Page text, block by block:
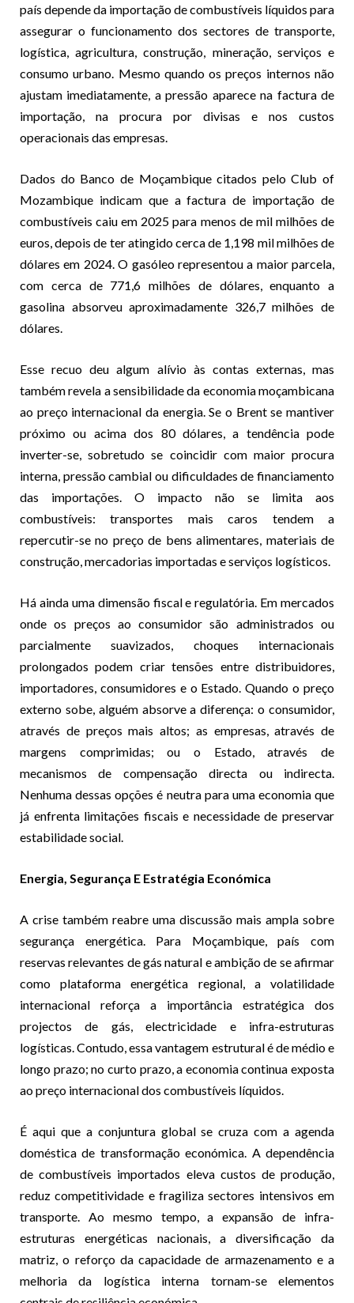
país depende da importação de combustíveis líquidos para
assegurar o funcionamento dos sectores de transporte,
logística, agricultura, construção, mineração, serviços e
consumo urbano. Mesmo quando os preços internos não
ajustam imediatamente, a pressão aparece na factura de
importação, na procura por divisas e nos custos
operacionais das empresas.
Dados do Banco de Moçambique citados pelo Club of
Mozambique indicam que a factura de importação de
combustíveis caiu em 2025 para menos de mil milhões de
euros, depois de ter atingido cerca de 1,198 mil milhões de
dólares em 2024. O gasóleo representou a maior parcela,
com cerca de 771,6 milhões de dólares, enquanto a
gasolina absorveu aproximadamente 326,7 milhões de
dólares.
Esse recuo deu algum alívio às contas externas, mas
também revela a sensibilidade da economia moçambicana
ao preço internacional da energia. Se o Brent se mantiver
próximo ou acima dos 80 dólares, a tendência pode
inverter-se, sobretudo se coincidir com maior procura
interna, pressão cambial ou dificuldades de financiamento
das importações. O impacto não se limita aos
combustíveis: transportes mais caros tendem a
repercutir-se no preço de bens alimentares, materiais de
construção, mercadorias importadas e serviços logísticos.
Há ainda uma dimensão fiscal e regulatória. Em mercados
onde os preços ao consumidor são administrados ou
parcialmente suavizados, choques internacionais
prolongados podem criar tensões entre distribuidores,
importadores, consumidores e o Estado. Quando o preço
externo sobe, alguém absorve a diferença: o consumidor,
através de preços mais altos; as empresas, através de
margens comprimidas; ou o Estado, através de
mecanismos de compensação directa ou indirecta.
Nenhuma dessas opções é neutra para uma economia que
já enfrenta limitações fiscais e necessidade de preservar
estabilidade social.
Energia, Segurança E Estratégia Económica
A crise também reabre uma discussão mais ampla sobre
segurança energética. Para Moçambique, país com
reservas relevantes de gás natural e ambição de se afirmar
como plataforma energética regional, a volatilidade
internacional reforça a importância estratégica dos
projectos de gás, electricidade e infra-estruturas
logísticas. Contudo, essa vantagem estrutural é de médio e
longo prazo; no curto prazo, a economia continua exposta
ao preço internacional dos combustíveis líquidos.
É aqui que a conjuntura global se cruza com a agenda
doméstica de transformação económica. A dependência
de combustíveis importados eleva custos de produção,
reduz competitividade e fragiliza sectores intensivos em
transporte. Ao mesmo tempo, a expansão de infra-
estruturas energéticas nacionais, a diversificação da
matriz, o reforço da capacidade de armazenamento e a
melhoria da logística interna tornam-se elementos